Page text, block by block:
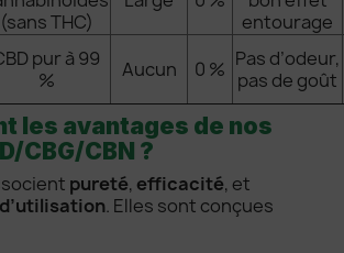
(sans THC)
entourage
pur à 99
%
Aucun 0 % Pas d’odeur,
pas de goût
les avantages de nos
CBG/CBN ?
pureté, efficacité, et
. Elles sont conçues